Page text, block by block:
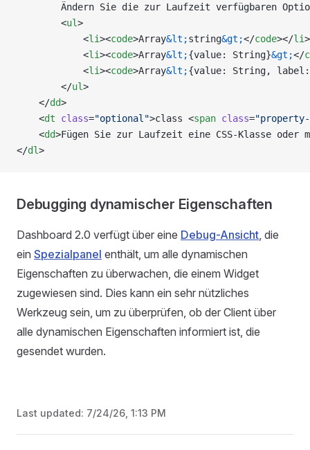
Ändern Sie die zur Laufzeit verfügbaren
        <
ul>
            <
li><code>Array&lt;string&gt;</code></li>
            <
li><code>Array&lt;{value: String}&gt;</
            <
li><code>Array&lt;{value: String,
        </
ul>
    </
dd>
    <
dt class="optional">class <span class=
    <
dd>Fügen Sie zur Laufzeit eine CSS-Klasse oder
</dl>
Debugging dynamischer Eigenschaften
Dashboard 2.0 verfügt über eine Debug-Ansicht, die
ein Spezialpanel enthält, um alle dynamischen
Eigenschaften zu überwachen, die einem Widget
zugewiesen sind. Dies kann ein sehr nützliches
Werkzeug sein, um zu überprüfen, ob der Client über
alle dynamischen Eigenschaften informiert ist, die
gesendet wurden.
Last updated: 7/24/26, 1:13 PM